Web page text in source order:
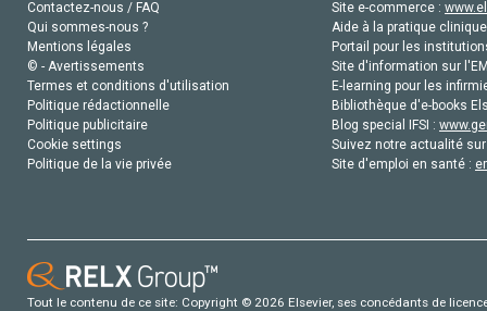
Contactez-nous / FAQ
Qui sommes-nous ?
Mentions légales
© - Avertissements
Termes et conditions d'utilisation
Politique rédactionnelle
Politique publicitaire
Cookie settings
Politique de la vie privée
Site e-commerce :
Aide à la pratique
Portail pour les
Site d'information sur
E-learning pour les
Bibliothèque d'e-books
Blog special IFSI :
Suivez notre actualité
Site d'emploi en santé :
Tout le contenu de ce site: Copyright © 2026 Elsevier, ses concédants de